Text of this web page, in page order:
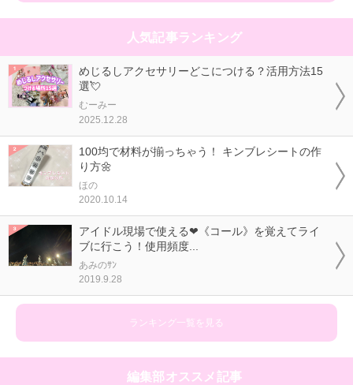
人気記事ランキング
めじるしアクセサリーどこにつける？活用方法15
選💘
むーみー
2025.12.28
100均で材料が揃っちゃう！ キンブレシートの作
り方🌼
ほの
2020.10.14
アイドル現場で使える❤《コール》を覚えてライ
ブに行こう！使用頻度...
あみのｻﾝ
2019.9.28
ランキング一覧を見る
編集部オススメ記事